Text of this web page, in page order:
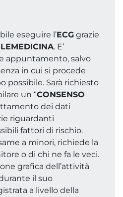
eseguire l’ECG grazie
. E’
appuntamento, salvo
in cui si procede
possibile. Sarà richiesto
un “CONSENSO
dei dati
riguardanti
fattori di rischio.
a minori, richiede la
o di chi ne fa le veci.
grafica dell’attività
il suo
a livello della